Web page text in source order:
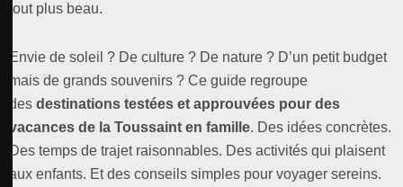
tout plus beau.
Envie de soleil ? De culture ? De nature ? D’un petit budget
mais de grands souvenirs ? Ce guide regroupe
des destinations testées et approuvées pour des
vacances de la Toussaint en famille. Des idées concrètes.
Des temps de trajet raisonnables. Des activités qui plaisent
aux enfants. Et des conseils simples pour voyager sereins.